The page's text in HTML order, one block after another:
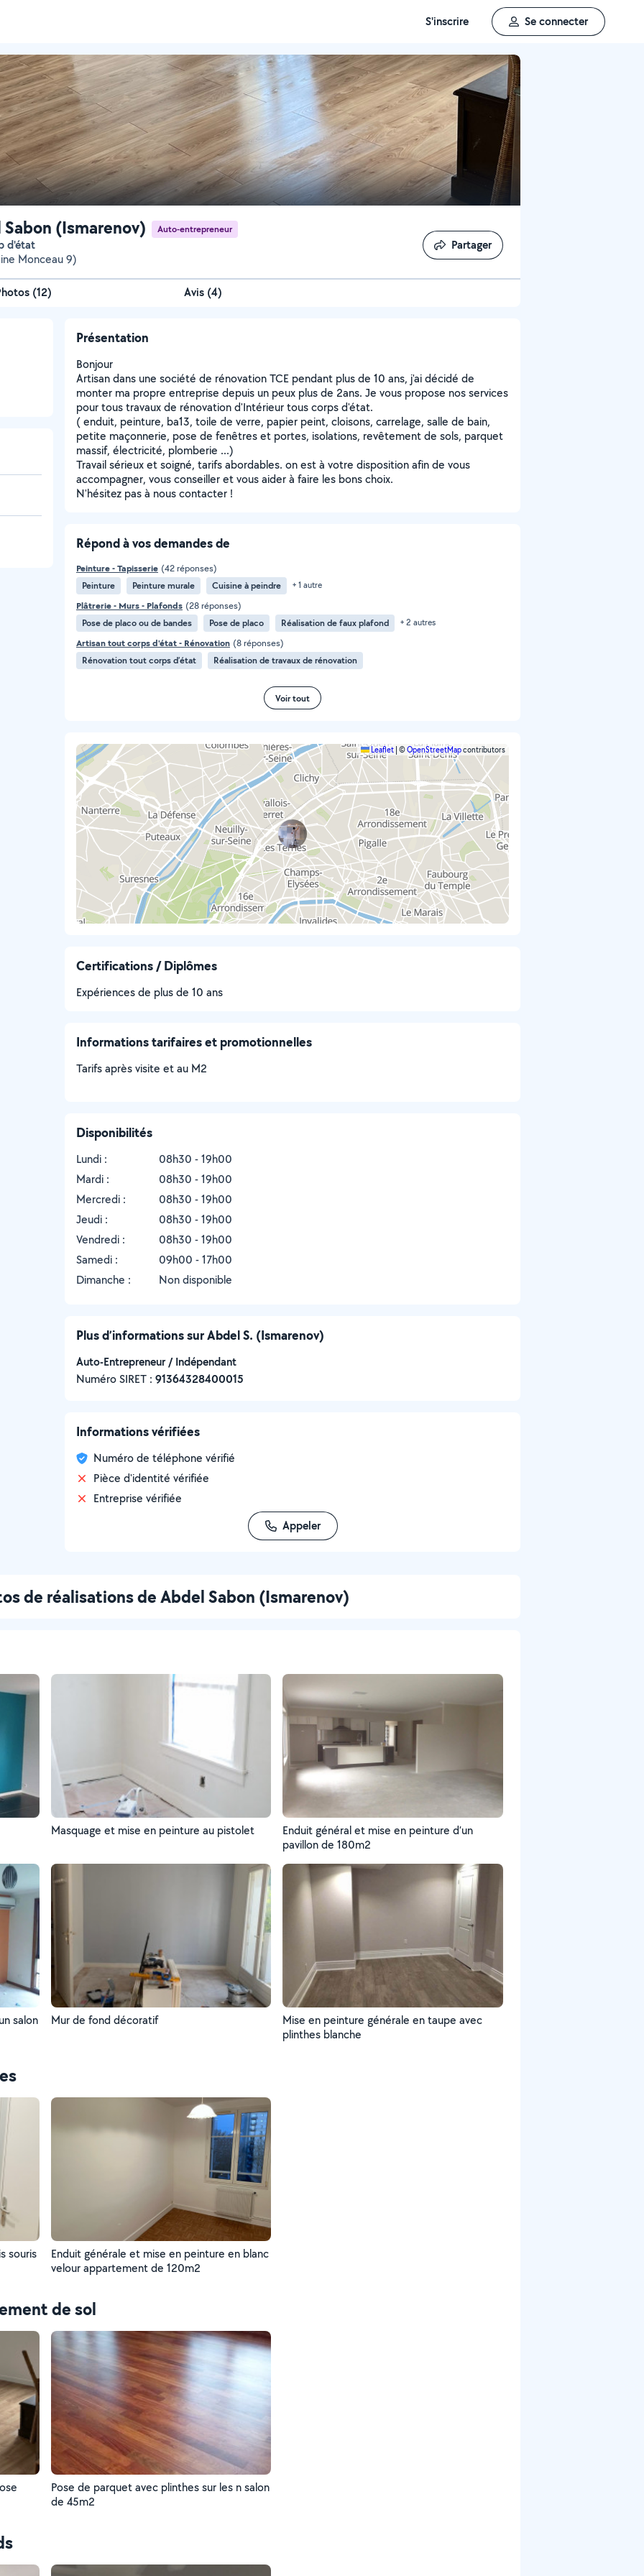
S'inscrire Se connecter
(Ismarenov) Auto-entrepreneur
d'état
Monceau 9)
Partager
Partager
(12) Avis (4)
Présentation
Bonjour
Artisan dans une société de rénovation TCE pendant plus de 10 ans, j'ai décidé de
monter ma propre entreprise depuis un peux plus de 2ans. Je vous propose nos services
pour tous travaux de rénovation d'Intérieur tous corps d'état.
( enduit, peinture, ba13, toile de verre, papier peint, cloisons, carrelage, salle de bain,
petite maçonnerie, pose de fenêtres et portes, isolations, revêtement de sols, parquet
massif, électricité, plomberie ...)
Travail sérieux et soigné, tarifs abordables. on est à votre disposition afin de vous
accompagner, vous conseiller et vous aider à faire les bons choix.
N'hésitez pas à nous contacter !
Répond à vos demandes de
Peinture - Tapisserie (42 réponses)
Peinture
Peinture murale Cuisine à peindre + 1 autre
Plâtrerie - Murs - Plafonds (28 réponses)
Pose de placo ou de bandes
Pose de placo Réalisation de faux plafond + 2 autres
Artisan tout corps d'état - Rénovation (8 réponses)
Rénovation tout corps d’état
Réalisation de travaux de rénovation
Voir tout
Leaflet ©OpenStreetMapcontributors
Certifications / Diplômes
Expériences de plus de 10 ans
Informations tarifaires et promotionnelles
Tarifs après visite et au M2
Disponibilités
Lundi :
08h30 - 19h00
Mardi :
08h30 - 19h00
Mercredi :
08h30 - 19h00
Jeudi :
08h30 - 19h00
Vendredi :
08h30 - 19h00
Samedi :
09h00 - 17h00
Dimanche :
Non disponible
Plus d’informations sur Abdel S. (Ismarenov)
Auto-Entrepreneur / Indépendant
Numéro SIRET : ‍91364328400015
Informations vérifiées
Numéro de téléphone vérifié
Pièce d'identité vérifiée
Entreprise vérifiée
Appeler
de réalisations de Abdel Sabon (Ismarenov)
Masquage et mise en peinture au pistolet
Enduit général et mise en peinture d’un
pavillon de 180m2
salon Mur de fond décoratif
Mise en peinture générale en taupe avec
plinthes blanche
souris
Enduit générale et mise en peinture en blanc
velour appartement de 120m2
de sol
Pose de parquet avec plinthes sur les n salon
de 45m2